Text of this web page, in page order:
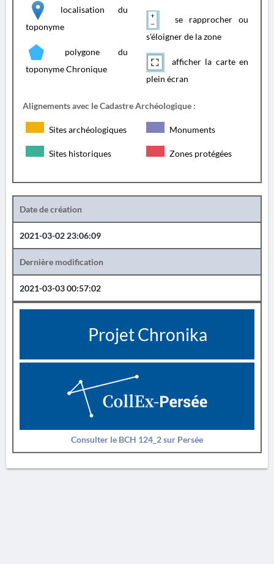
localisation du
toponyme
polygone du
toponyme Chronique
se rapprocher ou
s'éloigner de la zone
afficher la carte en
plein écran
Alignements avec le Cadastre Archéologique :
Sites archéologiques Monuments
Sites historiques Zones protégées
Date de création
2021-03-02 23:06:09
Dernière modification
2021-03-03 00:57:02
Projet Chronika
Consulter le BCH 124_2 sur Persée